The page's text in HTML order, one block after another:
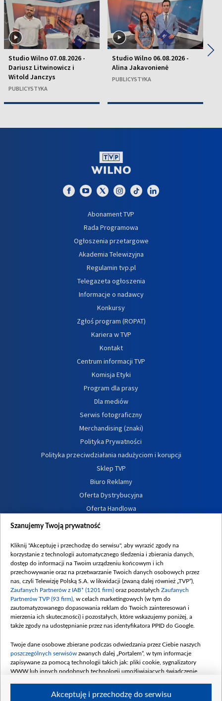
Studio Wilno 07.08.2026 -
Dariusz Litwinowicz i
Witold Janczys
PUBLICYSTYKA
Studio Wilno 06.08.2026 -
Alina Jakavonienė
PUBLICYSTYKA
▶
Abonament TVP
Rada Programowa
Ogłoszenia przetargowe
Akademia Telewizyjna
Regulamin tvp.pl
Telegazeta ogłoszenia
Informacje o nadawcy
Konkursy
Zgłoś program (ROPAT)
Kariera w TVP
Kontakt
Centrum informacji TVP
Komisja Etyki
Program dla prasy
Dla mediów
Serwis fotograficzny
Merchandising (znaki)
Polityka Prywatności
Polityka przeciwdziałania nadużyciom i korupcji
Sklep TVP
Biuro Reklamy
Oferta Dystrybucyjna
Oferta Handlowa
Dostępność
Procedura zgłoszeń wewnętrznych
Szanujemy Twoją prywatność
Kliknij "Akceptuję i przechodzę do serwisu", aby wyrazić zgody na
korzystanie z technologii automatycznego śledzenia i zbierania danych,
dostęp do informacji na Twoim urządzeniu końcowym i ich
przechowywanie oraz na przetwarzanie Twoich danych osobowych przez
nas, czyli Telewizję Polską S.A. w likwidacji (zwaną dalej również „TVP”),
Zaufanych Partnerów z IAB* (1201 firm) oraz pozostałych Zaufanych
Partnerów TVP (93 firm) , w celach marketingowych (w tym do
zautomatyzowanego dopasowania reklam do Twoich zainteresowań i
mierzenia ich skuteczności) i pozostałych, które wskazujemy poniżej, a
także zgody na udostępnianie przez nas identyfikatora PPID do Google.
Twoje dane osobowe zbierane podczas odwiedzania przez Ciebie naszych
poszczególnych serwisów zwanych dalej „Portalem”, w tym informacje
zapisywane za pomocą technologii takich jak: pliki cookie, sygnalizatory
WWW lub innych podobnych technologii umożliwiających świadczenie
Akceptuję i przechodzę do serwisu